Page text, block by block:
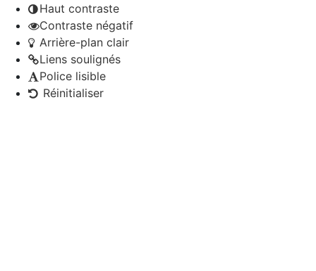
Haut contraste
Contraste négatif
Arrière-plan clair
Liens soulignés
Police lisible
Réinitialiser